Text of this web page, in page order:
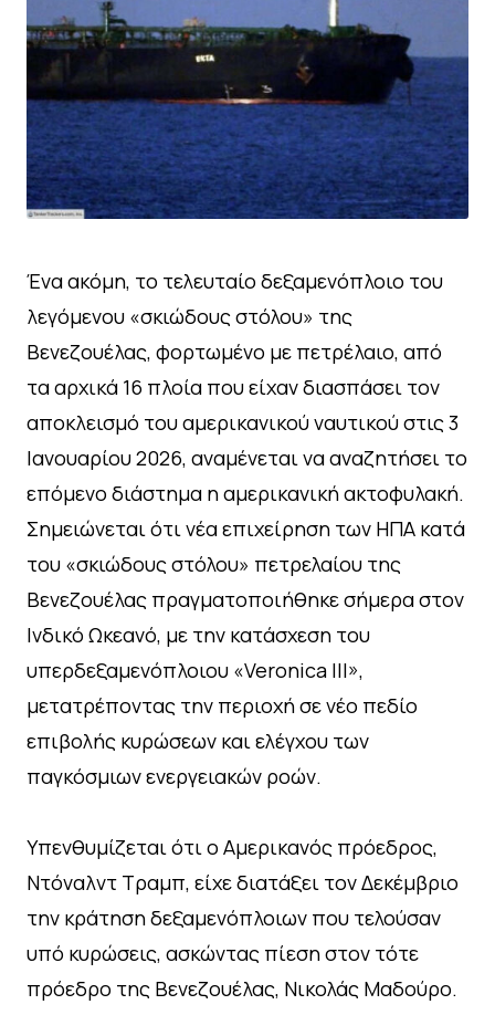
Ένα ακόμη, το τελευταίο δεξαμενόπλοιο του
λεγόμενου «σκιώδους στόλου» της
Βενεζουέλας, φορτωμένο με πετρέλαιο, από
τα αρχικά 16 πλοία που είχαν διασπάσει τον
αποκλεισμό του αμερικανικού ναυτικού στις 3
Ιανουαρίου 2026, αναμένεται να αναζητήσει το
επόμενο διάστημα η αμερικανική ακτοφυλακή.
Σημειώνεται ότι νέα επιχείρηση των ΗΠΑ κατά
του «σκιώδους στόλου» πετρελαίου της
Βενεζουέλας πραγματοποιήθηκε σήμερα στον
Ινδικό Ωκεανό, με την κατάσχεση του
υπερδεξαμενόπλοιου «Veronica III»,
μετατρέποντας την περιοχή σε νέο πεδίο
επιβολής κυρώσεων και ελέγχου των
παγκόσμιων ενεργειακών ροών.
Υπενθυμίζεται ότι ο Αμερικανός πρόεδρος,
Ντόναλντ Τραμπ, είχε διατάξει τον Δεκέμβριο
την κράτηση δεξαμενόπλοιων που τελούσαν
υπό κυρώσεις, ασκώντας πίεση στον τότε
πρόεδρο της Βενεζουέλας, Νικολάς Μαδούρο.